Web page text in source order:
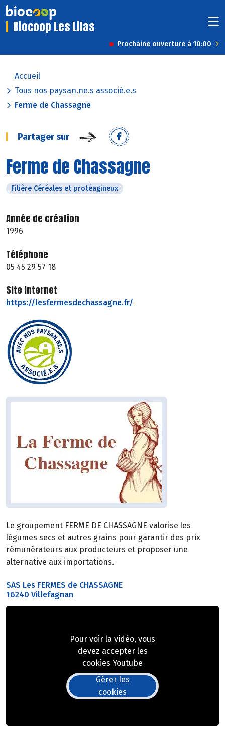
Biocoop Les Lilas
Prochaine ouverture à 10:00
Accueil
Tous nos paysan.ne.s associé.e.s
Ferme de Chassagne
Partager sur
Ferme de Chassagne
Filière Céréales et protéagineux
Année de création
1996
Téléphone
05 45 29 57 18
Site internet
https://lesfermesdechassagne.fr/
Le groupement FERME DE CHASSAGNE valorise les
légumes secs et autres grains pour garantir des prix
rémunérateurs aux producteurs et proposer une
alternative aux importations.
SAS Les FERMES de CHASSAGNE
16240 Villefagnan
Pour voir la vidéo, vous
devez accepter les
cookies Youtube
Gérer les
cookies